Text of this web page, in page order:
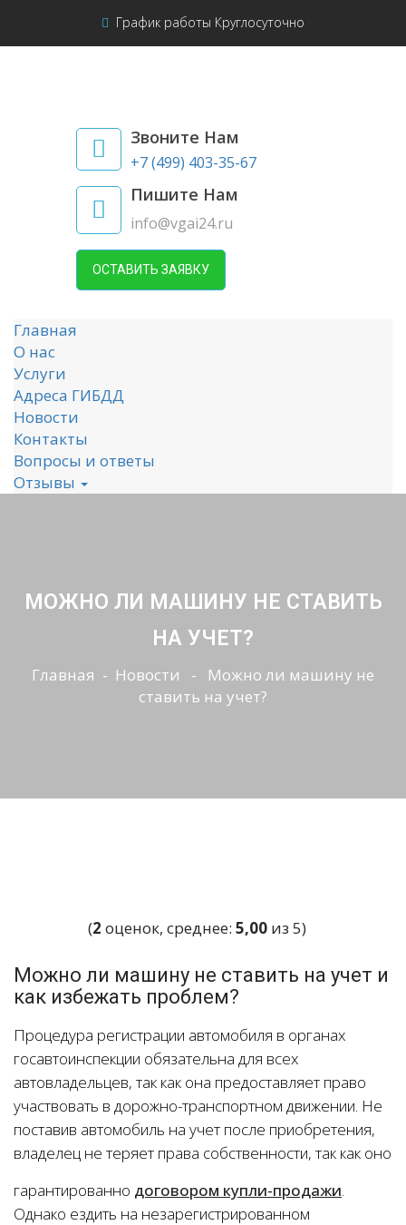
График работы Круглосуточно
Звоните Нам
+7 (499) 403-35-67
Пишите Нам
info@vgai24.ru
ОСТАВИТЬ ЗАЯВКУ
Главная
О нас
Услуги
Адреса ГИБДД
Новости
Контакты
Вопросы и ответы
Отзывы
МОЖНО ЛИ МАШИНУ НЕ СТАВИТЬ
НА УЧЕТ?
Главная - Новости - Можно ли машину не
ставить на учет?
(2 оценок, среднее: 5,00 из 5)
Можно ли машину не ставить на учет и
как избежать проблем?
Процедура регистрации автомобиля в органах
госавтоинспекции обязательна для всех
автовладельцев, так как она предоставляет право
участвовать в дорожно-транспортном движении. Не
поставив автомобиль на учет после приобретения,
владелец не теряет права собственности, так как оно
гарантированно договором купли-продажи.
Однако ездить на незарегистрированном